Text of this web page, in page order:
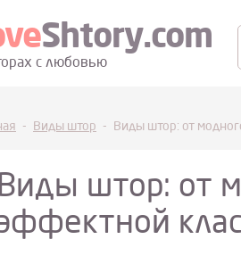
Shtory.com
с любовью
- Виды штор - Виды штор: от
штор: от